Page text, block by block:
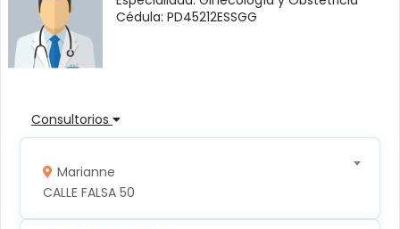
Cédula: PD45212ESSGG
Consultorios
Marianne
CALLE FALSA 50